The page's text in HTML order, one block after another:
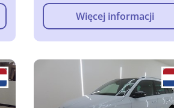
Więcej informacji